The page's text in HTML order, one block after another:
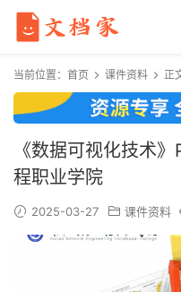
当前位置： 首页 课件资料 正
《数据可视化技术
程职业学院
2025-03-27 课件资料